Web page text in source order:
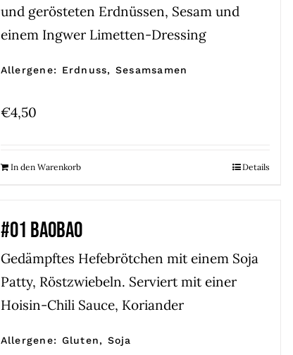
und gerösteten Erdnüssen, Sesam und
einem Ingwer Limetten-Dressing
Allergene: Erdnuss, Sesamsamen
€4,50
In den Warenkorb Details
#01 BAOBAO
Gedämpftes Hefebrötchen mit einem Soja
Patty, Röstzwiebeln. Serviert mit einer
Hoisin-Chili Sauce, Koriander
Allergene: Gluten, Soja